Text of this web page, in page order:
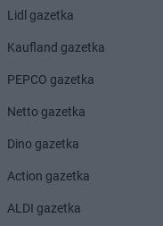
Lidl gazetka
Kaufland gazetka
PEPCO gazetka
Netto gazetka
Dino gazetka
Action gazetka
ALDI gazetka